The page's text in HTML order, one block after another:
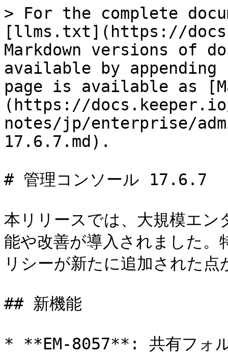
> For the complete
[llms.txt](https://
Markdown versions of
available by
page is available as
(https://
notes/jp/enterprise/
17.6.7.md).
# 管理コンソール 17.6.7
本リリースでは、大規模エン
能や改善が導入されました
リシーが新たに追加された
## 新機能
* **EM-8057**: 共有フォル